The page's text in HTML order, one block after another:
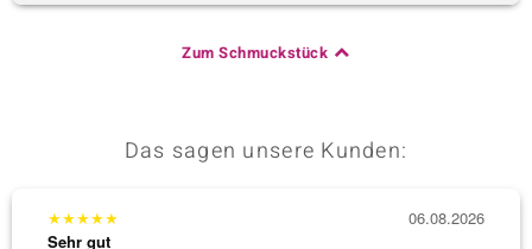
Zum Schmuckstück
Das sagen unsere Kunden:
★★★★★
Sehr gut
06.08.2026